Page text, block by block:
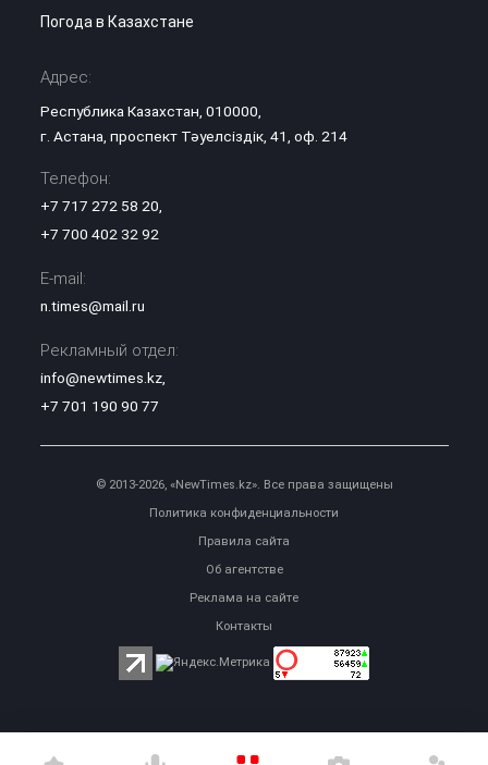
Погода в Казахстане
Адрес:
Республика Казахстан, 010000,
г. Астана, проспект Тәуелсіздік, 41, оф. 214
Телефон:
+7 717 272 58 20
+7 700 402 32 92
E-mail:
n.times@mail.ru
Рекламный отдел:
info@newtimes.kz,
+7 701 190 90 77
© 2013-2026, «NewTimes.kz». Все права защищены
Политика конфиденциальности
Правила сайта
Об агентстве
Реклама на сайте
Контакты